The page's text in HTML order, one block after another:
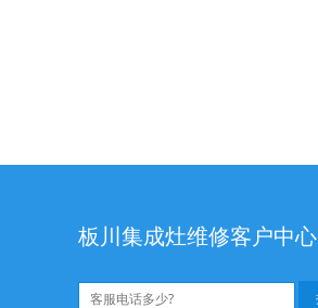
板川集成灶维修客户中心